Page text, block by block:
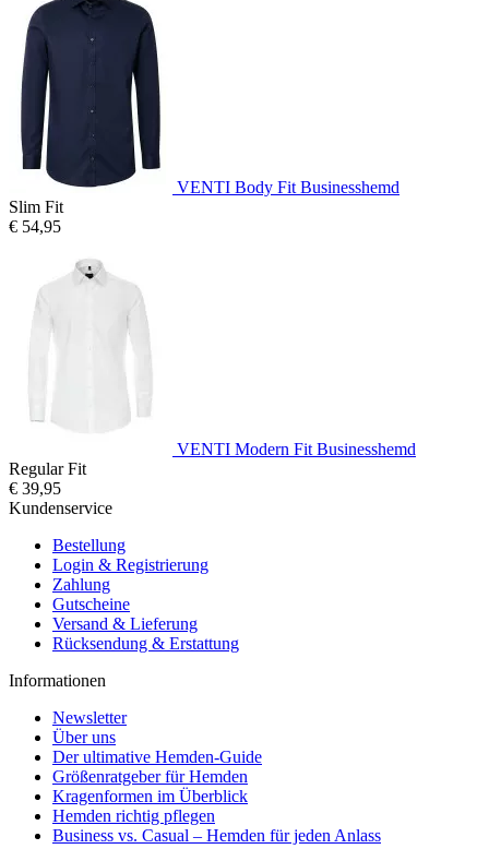
VENTI Body Fit Businesshemd
Slim Fit
€ 54,95
VENTI Modern Fit Businesshemd
Regular Fit
€ 39,95
Kundenservice
Bestellung
Login & Registrierung
Zahlung
Gutscheine
Versand & Lieferung
Rücksendung & Erstattung
Informationen
Newsletter
Über uns
Der ultimative Hemden-Guide
Größenratgeber für Hemden
Kragenformen im Überblick
Hemden richtig pflegen
Business vs. Casual – Hemden für jeden Anlass